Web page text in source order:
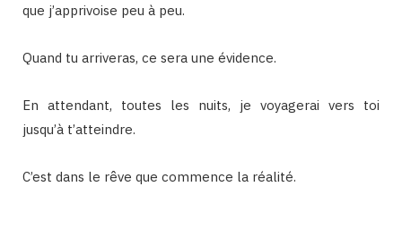
que j’apprivoise peu à peu.
Quand tu arriveras, ce sera une évidence.
En attendant, toutes les nuits, je voyagerai vers toi
jusqu’à t’atteindre.
C’est dans le rêve que commence la réalité.